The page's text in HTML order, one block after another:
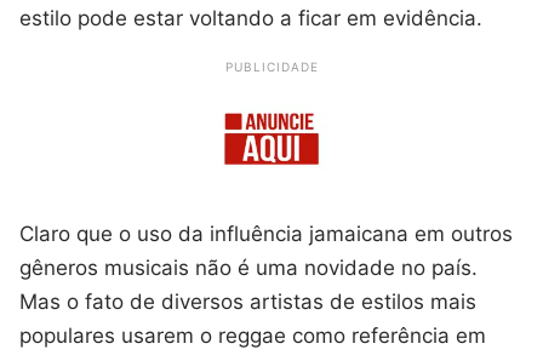
estilo pode estar voltando a ficar em evidência.
PUBLICIDADE
Claro que o uso da influência jamaicana em outros
gêneros musicais não é uma novidade no país.
Mas o fato de diversos artistas de estilos mais
populares usarem o reggae como referência em